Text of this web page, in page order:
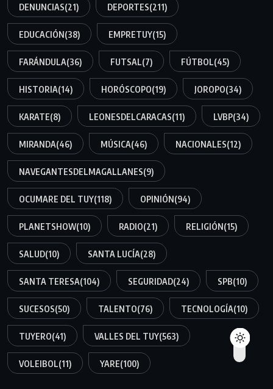
DENUNCIAS(21) DEPORTES(211)
EDUCACIÓN(38) EMPRETUY(15)
FARÁNDULA(36) FUTSAL(7) FÚTBOL(45)
HISTORIA(14) HORÓSCOPO(19) JOROPO(34)
KARATE(8) LEONESDELCARACAS(11) LVBP(34)
MIRANDA(46) MÚSICA(46) NACIONALES(12)
NAVEGANTESDELMAGALLANES(9)
OCUMARE DEL TUY(118) OPINIÓN(94)
PLANETSHOW(10) RADIO(21) RELIGIÓN(15)
SALUD(10) SANTA LUCÍA(28)
SANTA TERESA(104) SEGURIDAD(24) SPB(10)
SUCESOS(50) TALENTO(76) TECNOLOGÍA(10)
TUYERO(41) VALLES DEL TUY(563)
VOLEIBOL(11) YARE(100)